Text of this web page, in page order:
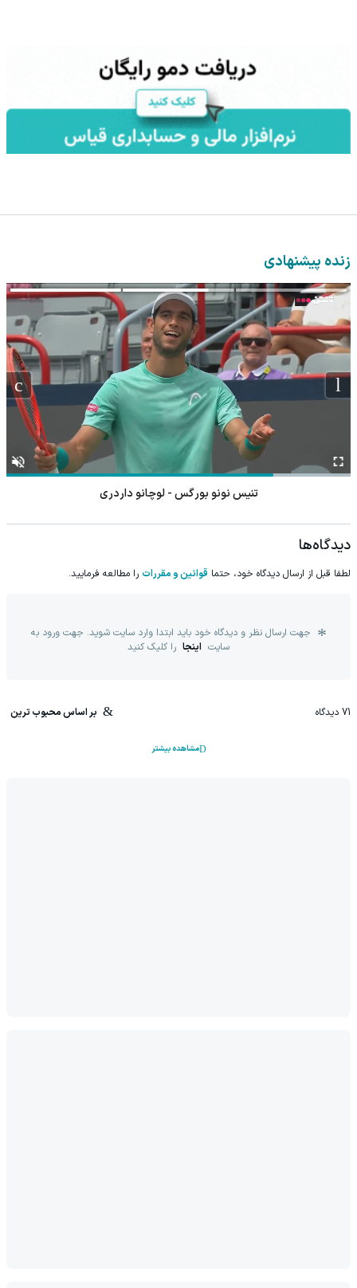
زنده پیشنهادی
تنیس نونو بورگس - لوچانو داردری
دیدگاه‌ها
لطفا قبل از ارسال دیدگاه خود، حتما قوانین و مقررات را مطالعه فرمایید.
جهت ارسال نظر و دیدگاه خود باید ابتدا وارد سایت شوید. جهت ورود به
سایت اینجا را کلیک کنید
71 دیدگاه بر اساس محبوب ترین
مشاهده بیشتر